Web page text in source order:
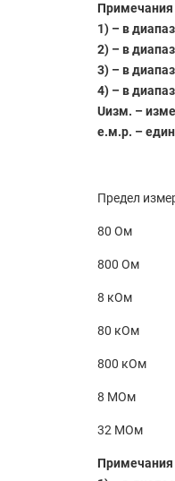
Примечания
1) – в
2) – в
3) – в
4) – в
Uизм. –
е.м.р. –
Предел
80 Ом
800 Ом
8 кОм
80 кОм
800 кОм
8 МОм
32 МОм
Примечания